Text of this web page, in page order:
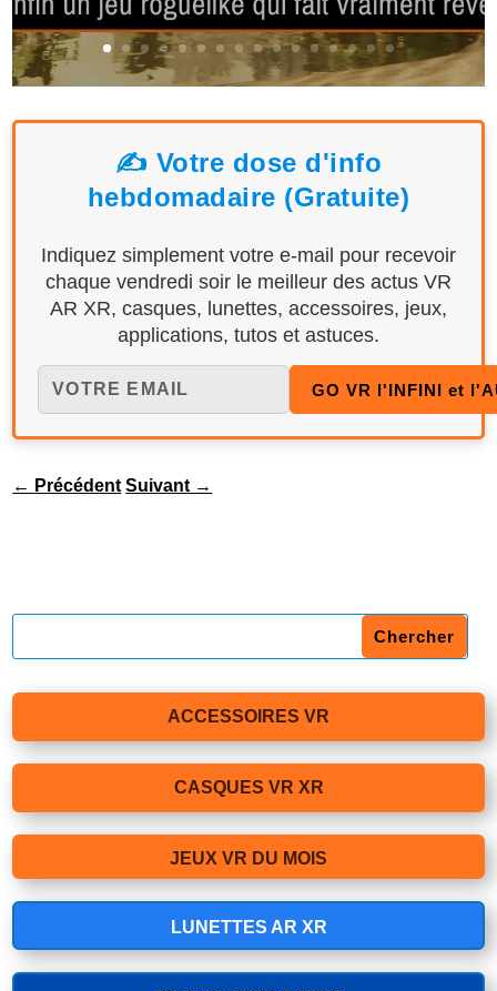
✍️ Votre dose d'info
hebdomadaire (Gratuite)
Indiquez simplement votre e-mail pour recevoir
chaque vendredi soir le meilleur des actus VR
AR XR, casques, lunettes, accessoires, jeux,
applications, tutos et astuces.
← Précédent Suivant →
ACCESSOIRES VR
CASQUES VR XR
JEUX VR DU MOIS
LUNETTES AR XR